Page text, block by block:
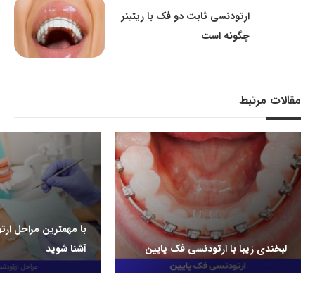
ارتودنسی ثابت دو فک با ریتینر
چگونه است
مقالات مرتبط
لبخندی زیبا با ارتودنسی فک پایین
با مهمترین مراحل
آشنا شوید